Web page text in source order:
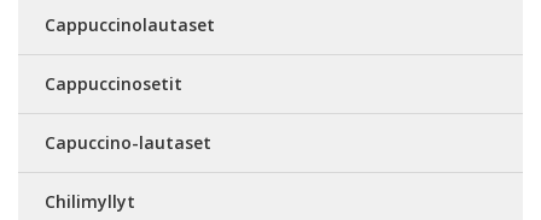
Cappuccinolautaset
Cappuccinosetit
Capuccino-lautaset
Chilimyllyt